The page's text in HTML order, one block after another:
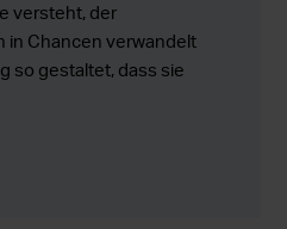
versteht, der
in Chancen verwandelt
so gestaltet, dass sie
Vision Wirklichkeit. Wir
intelligenter,